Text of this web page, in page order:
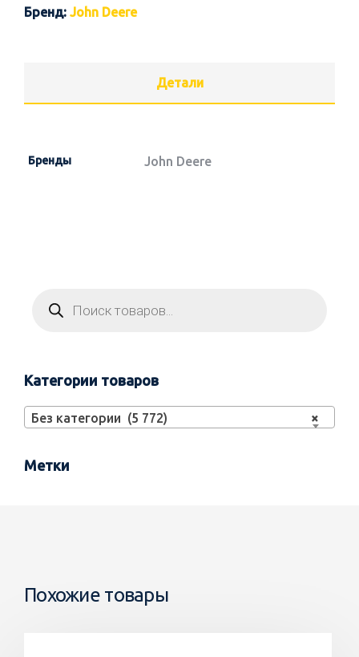
Бренд: John Deere
Детали
Бренды John Deere
Категории товаров
×
Без категории (5 772)
Метки
Похожие товары